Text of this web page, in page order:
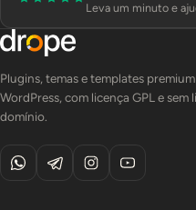
Leva um minuto e
Plugins, temas e templates
WordPress, com licença GPL e sem
domínio.